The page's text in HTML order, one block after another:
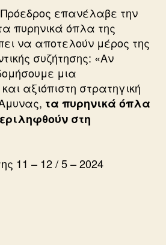
επανέλαβε την
πυρηνικά όπλα της
να αποτελούν μέρος της
συζήτησης: «Αν
μια
αξιόπιστη στρατηγική
τα πυρηνικά όπλα
στη
11 – 12 / 5 – 2024